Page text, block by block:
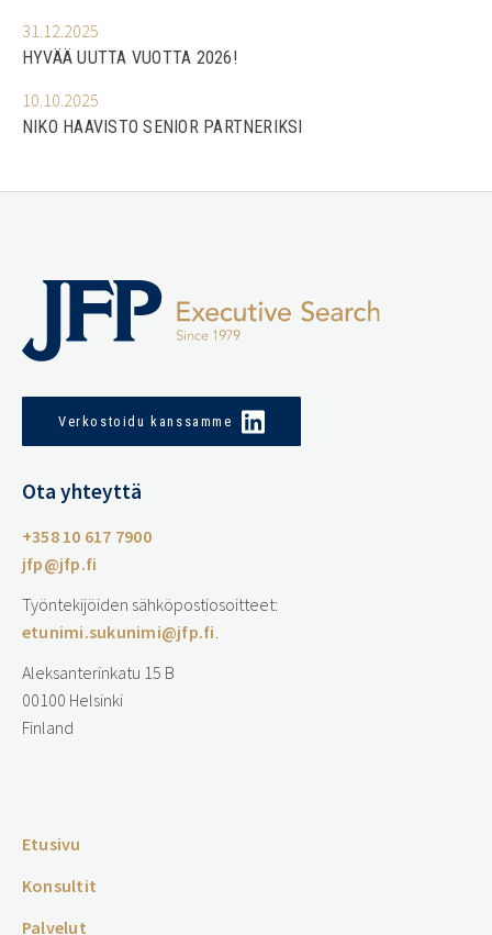
31.12.2025
HYVÄÄ UUTTA VUOTTA 2026!
10.10.2025
NIKO HAAVISTO SENIOR PARTNERIKSI
Verkostoidu kanssamme
Ota yhteyttä
+358 10 617 7900
jfp@jfp.fi
Työntekijöiden sähköpostiosoitteet:
etunimi.sukunimi@jfp.fi.
Aleksanterinkatu 15 B
00100 Helsinki
Finland
Etusivu
Konsultit
Palvelut